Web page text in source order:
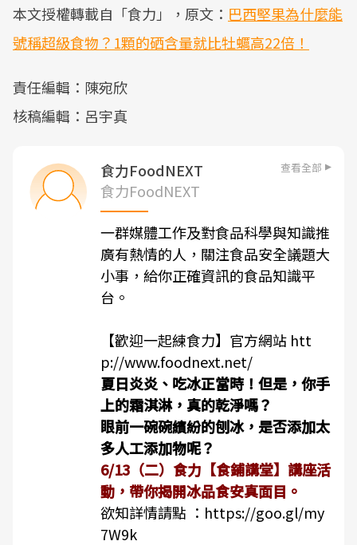
本文授權轉載自「食力」，原文： 巴西堅果為什麼能
號稱超級食物？1顆的硒含量就比牡蠣高22倍！
責任編輯：陳宛欣
核稿編輯：呂宇真
食力FoodNEXT 查看全部
食力FoodNEXT
一群媒體工作及對食品科學與知識推
廣有熱情的人，關注食品安全議題大
小事，給你正確資訊的食品知識平
台。
【歡迎一起練食力】官方網站 htt
p://www.foodnext.net/
夏日炎炎、吃冰正當時！但是，你手
上的霜淇淋，真的乾淨嗎？
眼前一碗碗繽紛的刨冰，是否添加太
多人工添加物呢？
6/13（二）食力【食鋪講堂】講座活
動，帶你揭開冰品食安真面目。
欲知詳情請點 ： https://goo.gl/my
7W9k